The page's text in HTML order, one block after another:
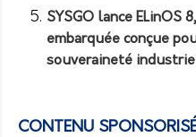
SYSGO lance ELinOS
embarquée conçue
souveraineté
CONTENU